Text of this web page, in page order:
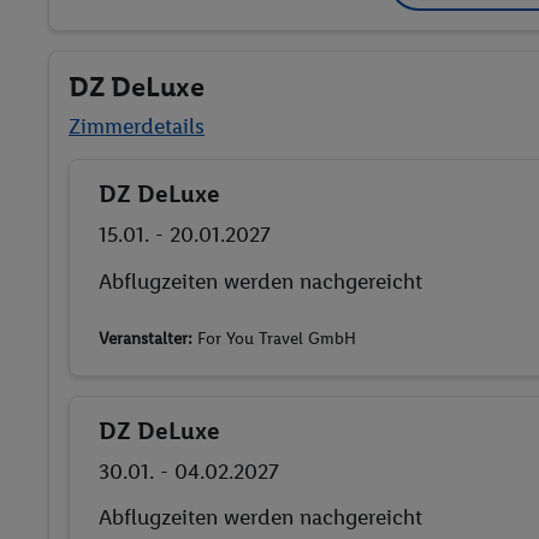
DZ DeLuxe
Zimmerdetails
Buchen
DZ DeLuxe
15.01. - 20.01.2027
Ab/ bis München (DE) Flugdetails anzeigen
Veranstalter: For You Travel GmbH
Buchen
DZ DeLuxe
30.01. - 04.02.2027
Ab/ bis München (DE) Flugdetails anzeigen